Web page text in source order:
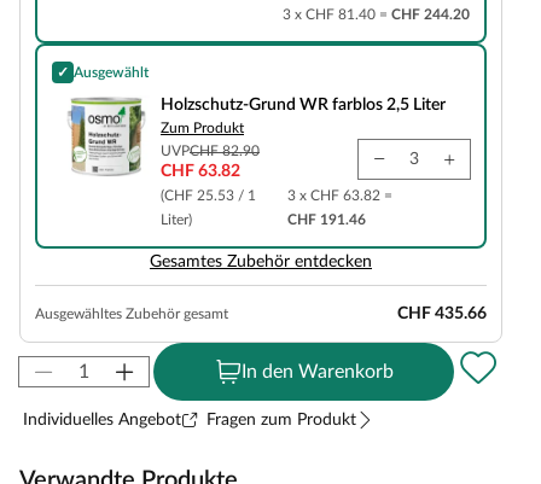
3 x CHF 81.40 = CHF 244.20
✓ Ausgewählt
Holzschutz-Grund WR farblos 2,5 Liter
Holzschutz-Grund WR farblos 2,5 Liter
Zum Produkt
UVPCHF 82.90
CHF 63.82
(CHF 25.53 / 1
Liter)
3 x CHF 63.82 =
CHF 191.46
Gesamtes Zubehör entdecken
Ausgewähltes Zubehör gesamt CHF 435.66
In den Warenkorb
Individuelles Angebot Fragen zum Produkt